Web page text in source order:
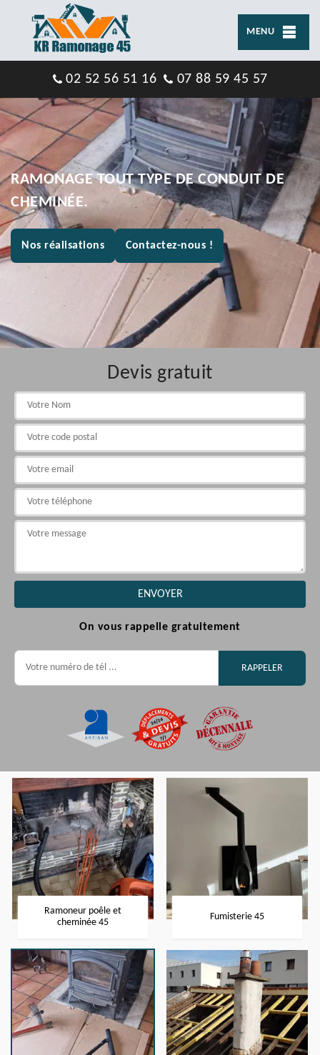
MENU
02 52 56 51 16 07 88 59 45 57
RAMONAGE TOUT TYPE DE CONDUIT DE
CHEMINÉE.
Nos réalisations Contactez-nous !
Devis gratuit
On vous rappelle gratuitement
Ramoneur poêle et
cheminée 45
Fumisterie 45